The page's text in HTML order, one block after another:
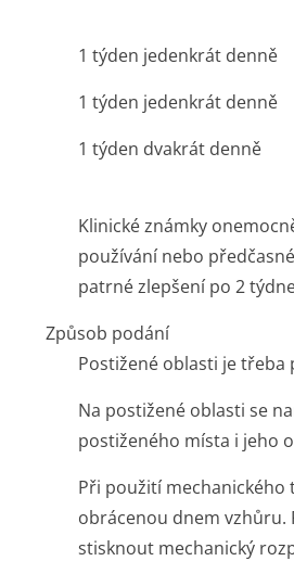
1 týden jedenkrát denně
1 týden jedenkrát denně
1 týden dvakrát denně
Klinické známky
používání nebo
patrné zlepšení po 2
Způsob podání
Postižené oblasti je třeba
Na postižené oblasti se
postiženého místa i jeho
Při použití mechanického
obrácenou dnem
stisknout mechanický